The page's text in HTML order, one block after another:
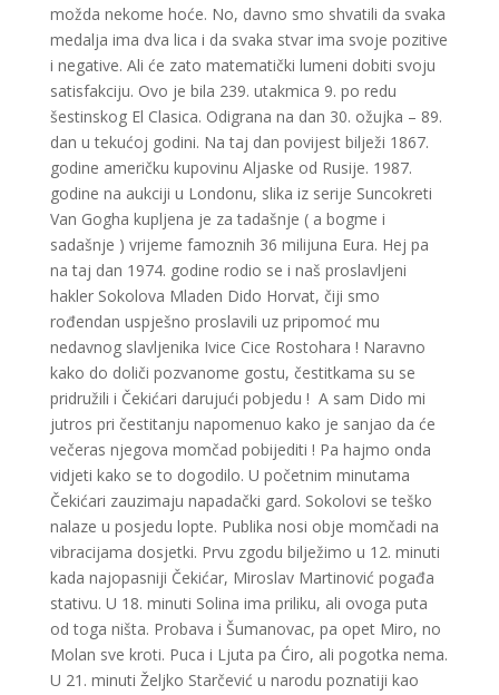
možda nekome hoće. No, davno smo shvatili da svaka
medalja ima dva lica i da svaka stvar ima svoje pozitive
i negative. Ali će zato matematički lumeni dobiti svoju
satisfakciju. Ovo je bila 239. utakmica 9. po redu
šestinskog El Clasica. Odigrana na dan 30. ožujka – 89.
dan u tekućoj godini. Na taj dan povijest bilježi 1867.
godine američku kupovinu Aljaske od Rusije. 1987.
godine na aukciji u Londonu, slika iz serije Suncokreti
Van Gogha kupljena je za tadašnje ( a bogme i
sadašnje ) vrijeme famoznih 36 milijuna Eura. Hej pa
na taj dan 1974. godine rodio se i naš proslavljeni
hakler Sokolova Mladen Dido Horvat, čiji smo
rođendan uspješno proslavili uz pripomoć mu
nedavnog slavljenika Ivice Cice Rostohara ! Naravno
kako do doliči pozvanome gostu, čestitkama su se
pridružili i Čekićari darujući pobjedu ! A sam Dido mi
jutros pri čestitanju napomenuo kako je sanjao da će
večeras njegova momčad pobijediti ! Pa hajmo onda
vidjeti kako se to dogodilo. U početnim minutama
Čekićari zauzimaju napadački gard. Sokolovi se teško
nalaze u posjedu lopte. Publika nosi obje momčadi na
vibracijama dosjetki. Prvu zgodu bilježimo u 12. minuti
kada najopasniji Čekićar, Miroslav Martinović pogađa
stativu. U 18. minuti Solina ima priliku, ali ovoga puta
od toga ništa. Probava i Šumanovac, pa opet Miro, no
Molan sve kroti. Puca i Ljuta pa Ćiro, ali pogotka nema.
U 21. minuti Željko Starčević u narodu poznatiji kao